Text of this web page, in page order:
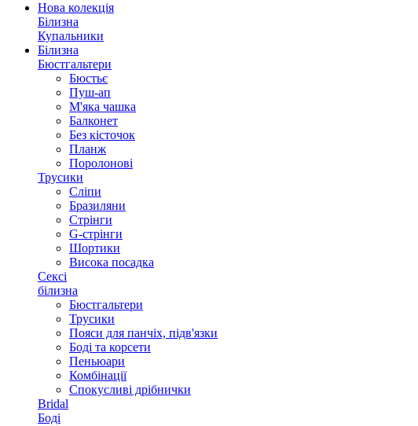
Нова колекція
Білизна
Купальники
Білизна
Бюстгальтери
Бюстьє
Пуш-ап
М'яка чашка
Балконет
Без кісточок
Планж
Поролонові
Трусики
Сліпи
Бразиляни
Стрінги
G-стрінги
Шортики
Висока посадка
Сексі
білизна
Бюстгальтери
Трусики
Пояси для панчіх, підв'язки
Боді та корсети
Пеньюари
Комбінації
Спокусливі дрібнички
Bridal
Боді